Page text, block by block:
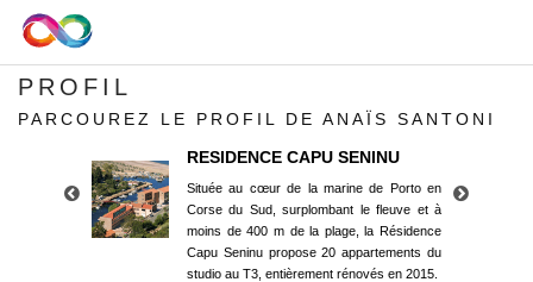
PROFIL
PARCOUREZ LE PROFIL DE ANAÏS SANTONI
RESIDENCE CAPU SENINU
Située au cœur de la marine de Porto en
Corse du Sud, surplombant le fleuve et à
moins de 400 m de la plage, la Résidence
Capu Seninu propose 20 appartements du
studio au T3, entièrement rénovés en 2015.